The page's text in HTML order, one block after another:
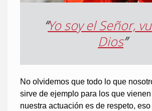
“Yo soy el Señor,
Dios”
No olvidemos que todo lo que
sirve de ejemplo para los que
nuestra actuación es de respeto,